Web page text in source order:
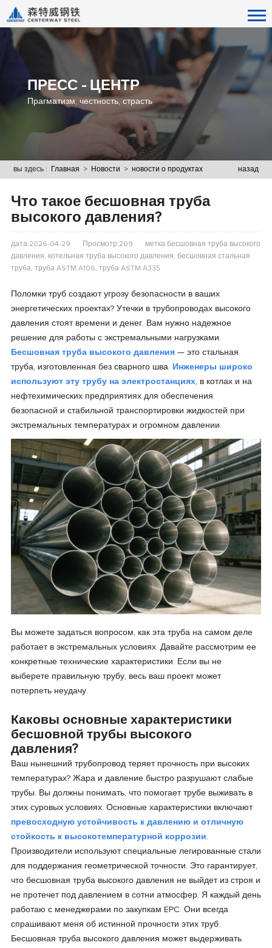
ПРЕСС - ЦЕНТР
Прагматизм, честность, страсть
назад
вы здесь : Главная > Новости > новости о продуктах
Что такое бесшовная труба
высокого давления?
дата:2026-04-29 Просмотр:209
метка:бесшовная труба высокого
давления, котельная труба высокого давления, бесшовная стальная
труба, труба ASTM A106, труба ASTM A335
Поломки труб создают угрозу безопасности в ваших
энергетических проектах? Утечки в трубопроводах высокого
давления стоят времени и денег. Вам нужно надежное
решение для работы с экстремальными нагрузками.
Бесшовная труба высокого давления— это стальная
труба, изготовленная без сварного шва. Инженеры широко
используют эту трубу на электростанциях, в котлах и на
нефтехимических предприятиях для обеспечения
безопасной и стабильной транспортировки жидкостей при
экстремальных температурах и огромном давлении.
Вы можете задаться вопросом, как эта труба на самом деле
работает в экстремальных условиях. Давайте рассмотрим ее
конкретные технические характеристики. Если вы не
выберете правильную трубу, весь ваш проект может
потерпеть неудачу.
Каковы основные характеристики
бесшовной трубы высокого
давления?
Ваш нынешний трубопровод теряет прочность при высоких
температурах? Жара и давление быстро разрушают слабые
трубы. Вы должны понимать, что помогает трубе выживать в
этих суровых условиях. Основные характеристики включают
превосходную устойчивость к давлению и отличную
стойкость к высокотемпературной коррозии.
Производители используют специальные легированные стали
для поддержания геометрической точности. Это гарантирует,
что бесшовная труба высокого давления не выйдет из строя и
не протечет под давлением в сотни атмосфер. Я каждый день
работаю с менеджерами по закупкам EPC. Они всегда
спрашивают меня об истинной прочности этих труб.
Бесшовная труба высокого давления может выдерживать